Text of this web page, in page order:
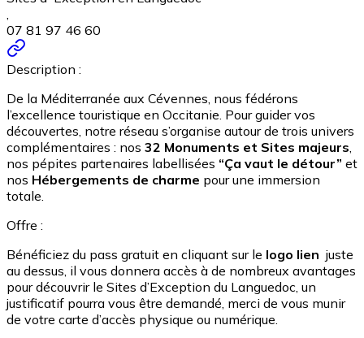
,
07 81 97 46 60
Description :
De la Méditerranée aux Cévennes, nous fédérons
l’excellence touristique en Occitanie. Pour guider vos
découvertes, notre réseau s’organise autour de trois univers
complémentaires : nos 32 Monuments et Sites majeurs,
nos pépites partenaires labellisées “Ça vaut le détour” et
nos Hébergements de charme pour une immersion
totale.
Offre :
Bénéficiez du pass gratuit en cliquant sur le logo lien juste
au dessus, il vous donnera accès à de nombreux avantages
pour découvrir le Sites d’Exception du Languedoc, un
justificatif pourra vous être demandé, merci de vous munir
de votre carte d’accès physique ou numérique.